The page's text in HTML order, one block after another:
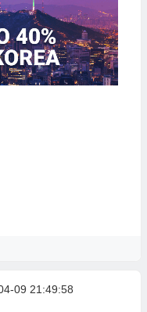
09 21:49:58